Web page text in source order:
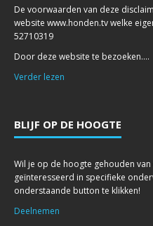
De voorwaarden van deze
website www.honden.tv welke
52710319
Door deze website te bezoeken....
Verder lezen
BLIJF OP DE HOOGTE
Wil je op de hoogte gehouden
geïnteresseerd in specifieke
onderstaande button te klikken!
Deelnemen